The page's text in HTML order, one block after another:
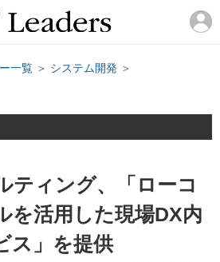
一覧 ＞ システム開発 ＞
ティング、「ローコ
を活用した現場DX内
ス」を提供